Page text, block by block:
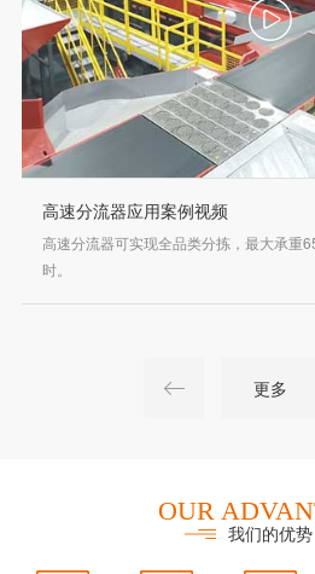
高速分流器应用案例视频
高速分流器可实现全品类分拣，最大承重
时。
更多
OUR
我们的优势